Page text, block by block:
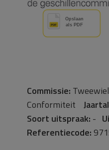
Commissie:
Conformiteit
Soort uitspraak: -
Referentiecode: